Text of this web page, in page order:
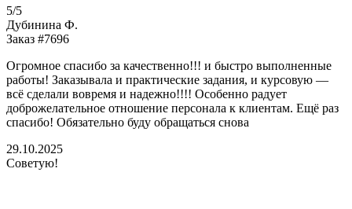
5/5
Дубинина Ф.
Заказ #7696
Огромное спасибо за качественно!!! и быстро выполненные
работы! Заказывала и практические задания, и курсовую —
всё сделали вовремя и надежно!!!! Особенно радует
доброжелательное отношение персонала к клиентам. Ещё раз
спасибо! Обязательно буду обращаться снова
29.10.2025
Советую!